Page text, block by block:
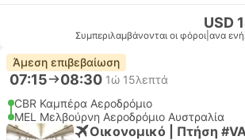
USD
Συμπεριλαμβάνονται οι φόροι ανα
Άμεση επιβεβαίωση
07:15 08:30 1ώ 15λεπτά
CBR Καμπέρα Αεροδρόμιο
MEL Μελβούρνη Αεροδρόμιο Αυστραλία
Οικονομικό | Πτήση